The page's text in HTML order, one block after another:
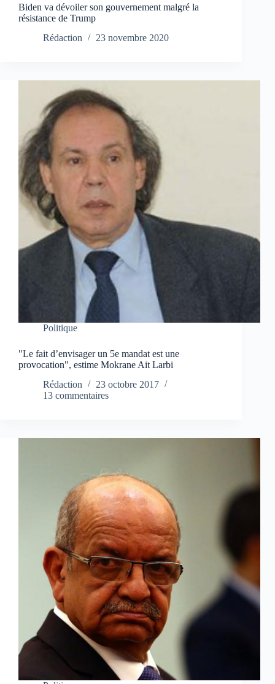
Biden va dévoiler son gouvernement malgré la
résistance de Trump
Rédaction
23 novembre 2020
Politique
"Le fait d’envisager un 5e mandat est une
provocation", estime Mokrane Ait Larbi
Rédaction
23 octobre 2017
13 commentaires